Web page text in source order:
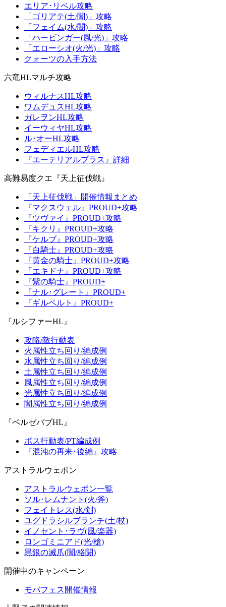
エリア･リベル攻略
「ゴリアテ(土/闇)」攻略
「フェイム(水/闇)」攻略
「ハービンガー(風/光)」攻略
「エローシオ(火/光)」攻略
クォーツの入手方法
六竜HLマルチ攻略
ウィルナスHL攻略
ワムデュスHL攻略
ガレヲンHL攻略
イーウィヤHL攻略
ル･オーHL攻略
フェディエルHL攻略
『エーテリアルプラス』詳細
高難易度クエ『天上征伐戦』
「天上征伐戦」開催情報まとめ
『マクスウェル』PROUD+攻略
『ツヴァイ』PROUD+攻略
『キクリ』PROUD+攻略
『ケルブ』PROUD+攻略
『白騎士』PROUD+攻略
『黄金の騎士』PROUD+攻略
『エキドナ』PROUD+攻略
『紫の騎士』PROUD+
『ナル･グレート』PROUD+
『ギルベルト』PROUD+
『ルシファーHL』
攻略/敵行動表
火属性立ち回り/編成例
水属性立ち回り/編成例
土属性立ち回り/編成例
風属性立ち回り/編成例
光属性立ち回り/編成例
闇属性立ち回り/編成例
『ベルゼバブHL』
ボス行動表/PT編成例
『混沌の再来･後編』攻略
アストラルウェポン
アストラルウェポン一覧
ソル･レムナント(火/斧)
フェイトレス(水/剣)
ユグドラシルブランチ(土/杖)
イノセント･ラヴ(風/楽器)
ロンゴミニアド(光/槍)
黒銀の滅爪(闇/格闘)
開催中のキャンペーン
モバフェス開催情報